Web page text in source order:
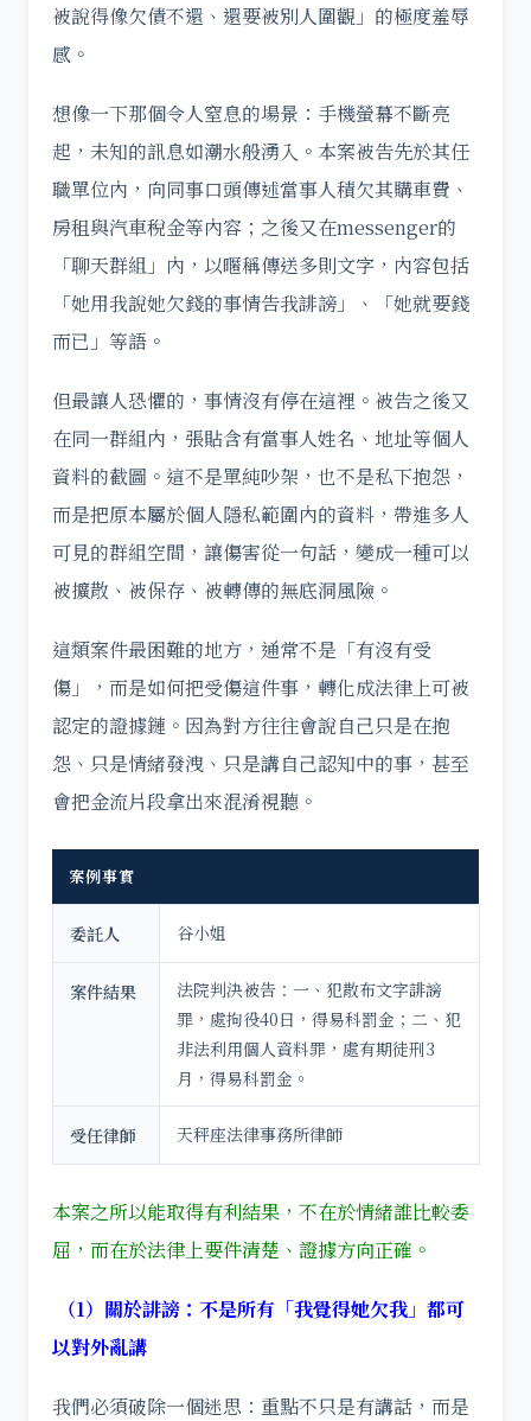
被說得像欠債不還、還要被別人圍觀」的極度羞辱
感。
想像一下那個令人窒息的場景：手機螢幕不斷亮
起，未知的訊息如潮水般湧入。本案被告先於其任
職單位內，向同事口頭傳述當事人積欠其購車費、
房租與汽車稅金等內容；之後又在messenger的
「聊天群組」內，以暱稱傳送多則文字，內容包括
「她用我說她欠錢的事情告我誹謗」、「她就要錢
而已」等語。
但最讓人恐懼的，事情沒有停在這裡。被告之後又
在同一群組內，張貼含有當事人姓名、地址等個人
資料的截圖。這不是單純吵架，也不是私下抱怨，
而是把原本屬於個人隱私範圍內的資料，帶進多人
可見的群組空間，讓傷害從一句話，變成一種可以
被擴散、被保存、被轉傳的無底洞風險。
這類案件最困難的地方，通常不是「有沒有受
傷」，而是如何把受傷這件事，轉化成法律上可被
認定的證據鏈。因為對方往往會說自己只是在抱
怨、只是情緒發洩、只是講自己認知中的事，甚至
會把金流片段拿出來混淆視聽。
案例事實
委託人 谷小姐
案件結果
法院判決被告：一、犯散布文字誹謗
罪，處拘役40日，得易科罰金；二、犯
非法利用個人資料罪，處有期徒刑3
月，得易科罰金。
受任律師 天秤座法律事務所律師
本案之所以能取得有利結果，不在於情緒誰比較委
屈，而在於法律上要件清楚、證據方向正確。
（1）關於誹謗：不是所有「我覺得她欠我」都可
以對外亂講
我們必須破除一個迷思：重點不只是有講話，而是